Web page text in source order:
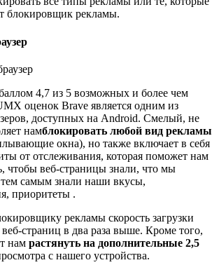
блокировщик рекламы.
4,7 из 5 возможных и более чем
оценок Brave является одним из
доступных на Android. Смелый, не
намблокировать любой вид рекламы
окна), но также включает в себя
от отслеживания, которая поможет нам
чтобы веб-страницы знали, что мы
самым знали наши вкусы,
приоритеты .
рекламы скорость загрузки
страниц в два раза выше. Кроме того,
нам растянуть на дополнительные 2,5
с нашего устройства.